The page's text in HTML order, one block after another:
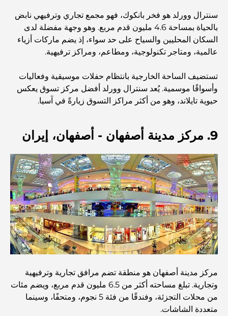
رحلة سفاري فاخرة ليلية في دبي: ملاذ فاخر
أغلى سيارات تسلا: الابتكار يلتقي بالأداء
مطاعم الوصل: أشهر أماكن تناول الطعام في دبي
أغنى عشر دول في العالم
أنشطة يمكنك القيام بها مع الأطفال في دبي: دليل عائلي شامل
أفضل المنتجعات الشاطئية في دبي لقضاء عطلة فاخرة
أماكن رومانسية في دبي للحظات لا تُنسى
أفضل إقامة محلية في دبي: أفضل الفنادق والمنتجعات
أفضل المطاعم لتناول غداء عمل في مركز دبي المالي العالمي
سنترال وورلد هو فخر بانكوك، فهو مجمع تجاري وترفيهي نابض
بالحياة بمساحة 4.6 مليون قدم مربع. وهو وجهة مفضلة لدى
السكان المحليين والسياح على حد سواء، إذ يضم ماركات أزياء
عالمية، ومتاجر تكنولوجية، ومطاعم، ومراكز ترفيهية.
تستضيف الساحة الخارجية بانتظام حفلات موسيقية وفعاليات
وأسواقًا موسمية. يُعد سنترال وورلد أفضل مركز تسوق يعكس
حيوية تايلاند، وهو من أكثر مراكز التسوق زيارةً في آسيا.
9. مركز مدينة أصفهان - أصفهان، إيران
مركز مدينة أصفهان هو منطقة تضم مرافق تجارية وترفيهية
وتجارية. تبلغ مساحته أكثر من 6.5 مليون قدم مربع، ويضم مئات
من محلات التجزئة، وفندقًا من فئة 5 نجوم، ومتحفًا، وسينما
متعددة الشاشات.